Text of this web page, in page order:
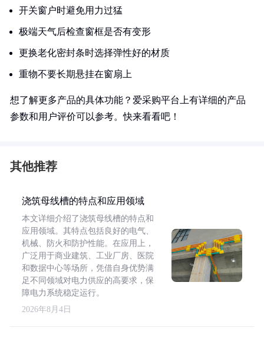
开关窗户时避免用力过猛
极端天气后检查窗框是否有变形
更换老化密封条时选择弹性好的材质
重物不要长期悬挂在窗扇上
想了解更多产品的具体功能？爱采购平台上有详细的产品
参数和用户评价可以参考。快来看看吧！
其他推荐
浇筑母线槽的特点和应用领域
本文详细介绍了浇筑母线槽的特点和
应用领域。其特点包括良好的电气、
机械、防火和防护性能。在应用上，
广泛用于商业建筑、工业厂房、医院
和数据中心等场所，凭借自身优势满
足不同领域对电力供应的高要求，保
障电力系统稳定运行。
2026年8月4日